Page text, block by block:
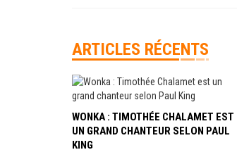
ARTICLES RÉCENTS
WONKA : TIMOTHÉE CHALAMET EST
UN GRAND CHANTEUR SELON PAUL
KING